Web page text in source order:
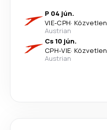
P 04 jún.
VIE-CPH· Közvetlen
Austrian
Cs 10 jún.
CPH-VIE· Közvetlen
Austrian